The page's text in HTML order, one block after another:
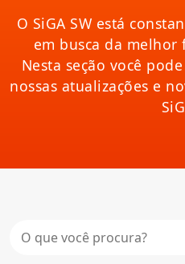
O SiGA SW está
em busca da
Nesta seção você
nossas atualizações e